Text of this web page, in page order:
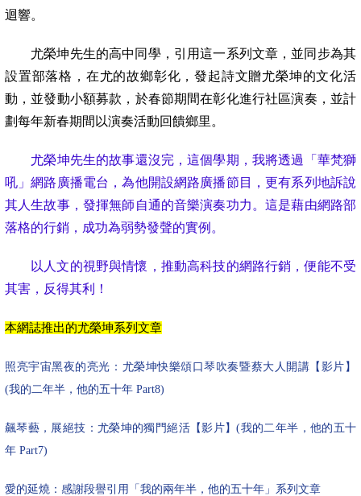
迴響。
尤榮坤先生的高中同學，引用這一系列文章，並同步為其
設置部落格，在尤的故鄉彰化，發起詩文贈尤榮坤的文化活
動，並發動小額募款，於春節期間在彰化進行社區演奏，並計
劃每年新春期間以演奏活動回饋鄉里。
尤榮坤先生的故事還沒完，這個學期，我將透過「華梵獅
吼」網路廣播電台，為他開設網路廣播節目，更有系列地訴說
其人生故事，發揮無師自通的音樂演奏功力。這是藉由網路部
落格的行銷，成功為弱勢發聲的實例。
以人文的視野與情懷，推動高科技的網路行銷，便能不受
其害，反得其利！
本網誌推出的尤榮坤系列文章
照亮宇宙黑夜的亮光：尤榮坤快樂頌口琴吹奏暨蔡大人開講【影片】
(我的二年半，他的五十年 Part8)
飆琴藝，展絕技：尤榮坤的獨門絕活【影片】(我的二年半，他的五十
年 Part7)
愛的延燒：感謝段譽引用「我的兩年半，他的五十年」系列文章